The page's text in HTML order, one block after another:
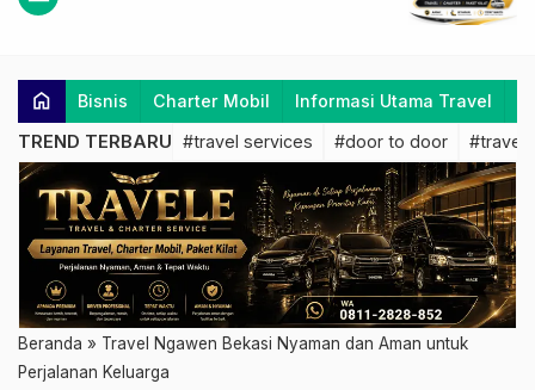
home Bisnis Charter Mobil Informasi Utama Travel
TREND TERBARU #travel services #door to door #travel
Beranda » Travel Ngawen Bekasi Nyaman dan Aman untuk
Perjalanan Keluarga